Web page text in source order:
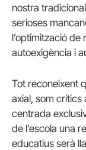
nostra
serioses
l’optimització
autoexigència i
Tot reconeixent
axial, som crítics
centrada
de l’escola una
educatius serà